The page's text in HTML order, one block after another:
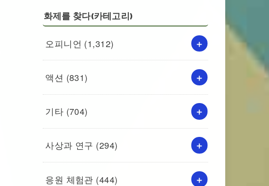
화제를 찾다(카테고리)
오피니언 (1,312)
액션 (831)
기타 (704)
사상과 연구 (294)
응원 체험관 (444)